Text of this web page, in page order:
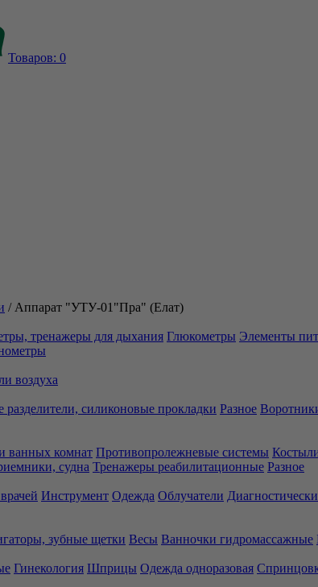
Товаров: 0
/ Аппарат "УТУ-01"Пра" (Елат)
тренажеры для дыхания Глюкометры Элементы
воздуха
силиконовые прокладки Разное
ванных комнат Противопролежневые системы
судна Тренажеры реабилитационные Разное
Инструмент Одежда Облучатели
зубные щетки Весы Ванночки гидромассажные
Гинекология Шприцы Одежда одноразовая